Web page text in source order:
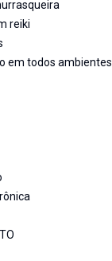
reiki
em todos ambientes